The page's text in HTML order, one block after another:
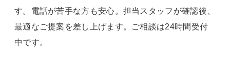
す。電話が苦手な方も安心。担当スタッフが確認後、
最適なご提案を差し上げます。ご相談は24時間受付
中です。